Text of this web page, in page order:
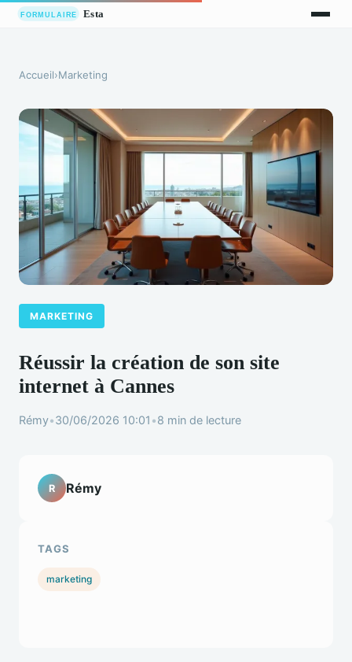
Accueil›Marketing
MARKETING
Réussir la création de son site
internet à Cannes
Rémy•30/06/2026 10:01 •8 min de lecture
R Rémy
TAGS
marketing